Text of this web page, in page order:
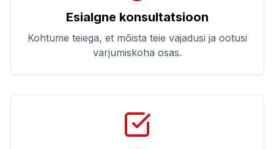
Esialgne konsultatsioon
Kohtume teiega, et mõista teie vajadusi ja ootusi
varjumiskoha osas.